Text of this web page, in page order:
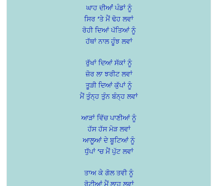
ਘਾਹ ਦੀਆਂਂ ਪੰਡਾਂ ਨੂੰ
ਸਿਰ ‘ਤੇ ਮੈਂ ਢੋਹ ਲਵਾਂ
ਰੋਹੀ ਦਿਆਂ ਪੱਤਿਆਂ ਨੂੰ
ਹੱਥਾਂ ਨਾਲ ਹੂੰਝ ਲਵਾਂ
ਰੁੱਖਾਂ ਦਿਆਂ ਸੱਕਾਂ ਨੂੰ
ਜ਼ੋਰ ਲਾ ਝਰੀਟ ਲਵਾਂ
ਤੂੜੀ ਦਿਆਂ ਕੁੱਪਾਂ ਨੂੰ
ਮੈਂ ਤੁੰਨ੍ਹ ਤੁੰਨ ਬੰਨ੍ਹ ਲਵਾਂ
ਆੜਾਂ ਵਿੱਚ ਪਾਣੀਆਂ ਨੂੰ
ਹੱਸ ਹੱਸ ਮੋੜ ਲਵਾਂ
ਆਲੂਆਂ ਦੇ ਬੂਟਿਆਂ ਨੂੰ
ਧੁੱਪਾਂ ‘ਚ ਮੈਂ ਪੁੱਟ ਲਵਾਂ
ਤਾਅ ਕੇ ਗੋਲ ਤਵੀ ਨੂੰ
ਰੋਟੀਆਂ ਮੈਂ ਲਾਹ ਲਵਾਂ